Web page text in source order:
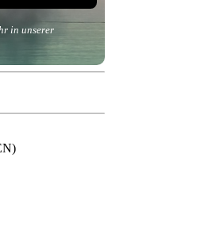
in unserer